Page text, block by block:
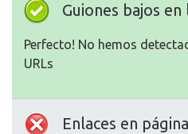
Guiones bajos en
Perfecto! No hemos
URLs
Enlaces en página